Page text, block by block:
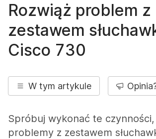
Rozwiąż problem z
zestawem
Cisco 730
W tym artykule
Spróbuj wykonać te czynności,
problemy z zestawem